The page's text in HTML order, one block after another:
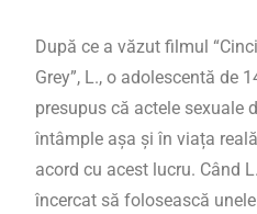
După ce a văzut filmul
Grey”, L., o adolescentă de
presupus că actele sexuale
întâmple așa și în viața
acord cu acest lucru. Când
încercat să folosească